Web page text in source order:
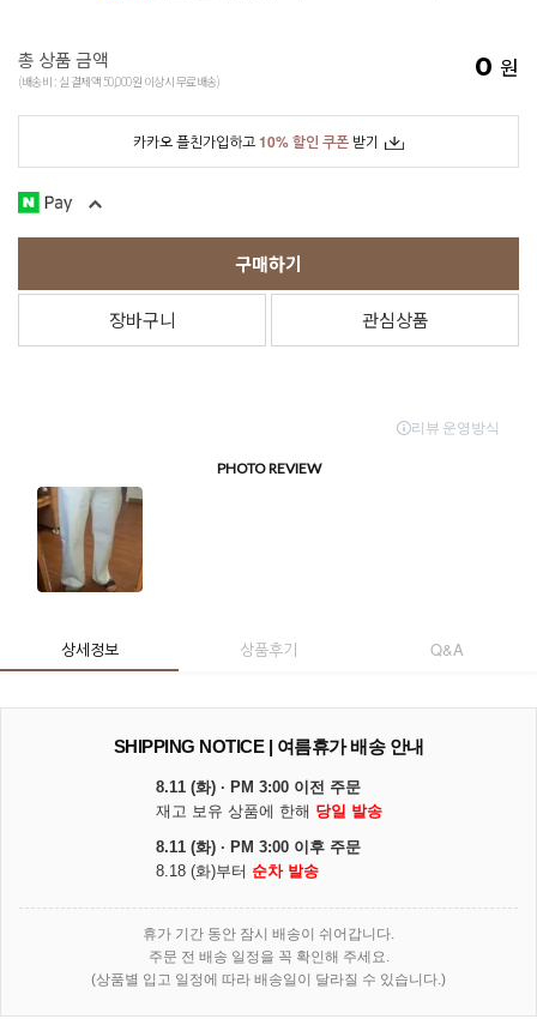
총 상품 금액
(배송비 : 실 결제액 50,000원 이상시 무료배송) 0 원
카카오 플친가입하고10% 할인 쿠폰 받기
구매하기
장바구니 관심상품
상세정보 상품후기 Q&A
SHIPPING NOTICE | 여름휴가 배송 안내
8.11 (화) · PM 3:00 이전 주문
재고 보유 상품에 한해 당일 발송
8.11 (화) · PM 3:00 이후 주문
8.18 (화)부터 순차 발송
휴가 기간 동안 잠시 배송이 쉬어갑니다.
주문 전 배송 일정을 꼭 확인해 주세요.
(상품별 입고 일정에 따라 배송일이 달라질 수 있습니다.)